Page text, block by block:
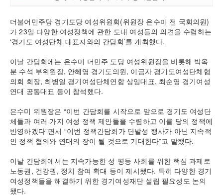
더불어민주당 경기도당 여성위원회(위원장 은수미 전 국회의원)
가 23일 다양한 여성정책에 관한 도내 여성들의 의견을 수렴하는
‘경기도 여성단체 대표자와의 간담회’를 개최했다.
이날 간담회에는 은수미 더민주 도당 여성위원장을 비롯해 박옥
분 수석 부위원장, 안혜영 경기도의원, 이금자 경기도여성단체협
의회 회장, 최병일 경기여성단체연합 상임대표, 최순영 경기여성
연대 공동대표 등이 참석했다.
은수미 위원장은 “이번 간담회를 시작으로 앞으로 경기도 여성단
체들과 여러 가지 여성 정책 제안들을 수렴하고 이를 당의 정책에
반영하겠다”면서 “이번 정책간담회가 단발성 행사가 아닌 지속적
인 정책 협의와 연대의 장이 될 것으로 기대한다”고 말했다.
이날 간담회에서는 지속가능한 성 평등 사회를 위한 핵심 과제로
노동권, 건강권, 정치 참여 확대 등이 제시됐다. 특히 다양한 경기
여성정책들을 해결하기 위한 경기여성재단 설립 필요성도 논의
됐다.